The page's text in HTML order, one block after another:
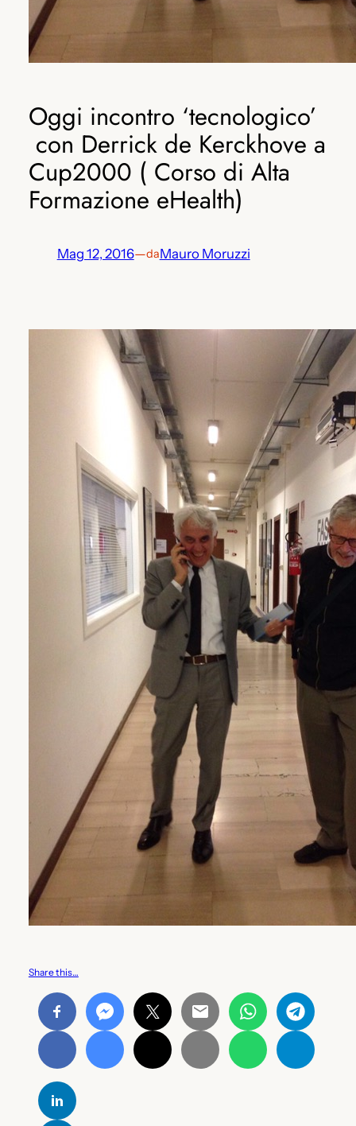
Oggi incontro ‘tecnologico’
con Derrick de Kerckhove a
Cup2000 ( Corso di Alta
Formazione eHealth)
Mag 12, 2016—daMauro Moruzzi
Share this…